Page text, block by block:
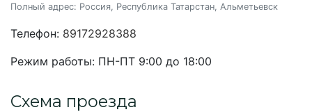
Полный адрес: Россия, Республика Татарстан, Альметьевск
Телефон: 89172928388
Режим работы: ПН-ПТ 9:00 до 18:00
Схема проезда